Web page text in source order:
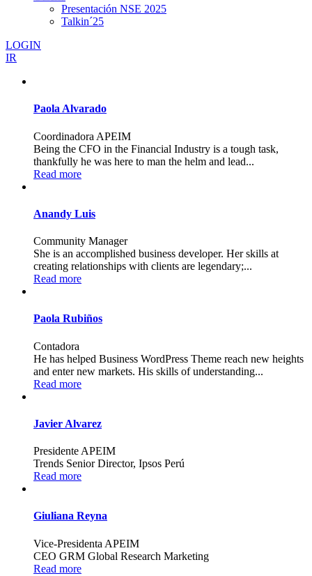
Presentación NSE 2025
Talkin´25
LOGIN
IR
Paola Alvarado
Coordinadora APEIM
Being the CFO in the Financial Industry is a tough task,
thankfully he was here to man the helm and lead...
Read more
Anandy Luis
Community Manager
She is an accomplished business developer. Her skills at
creating relationships with clients are legendary;...
Read more
Paola Rubiños
Contadora
He has helped Business WordPress Theme reach new heights
and enter new markets. His skills of understanding...
Read more
Javier Alvarez
Presidente APEIM
Trends Senior Director, Ipsos Perú
Read more
Giuliana Reyna
Vice-Presidenta APEIM
CEO GRM Global Research Marketing
Read more